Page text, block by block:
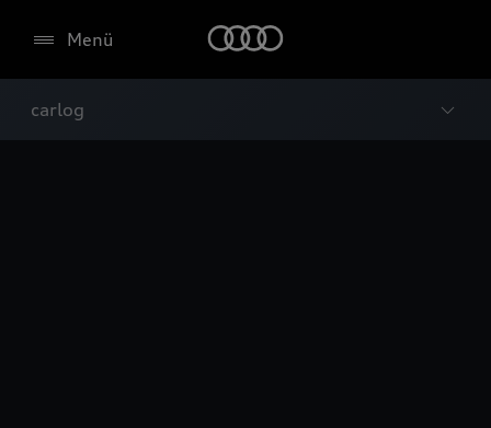
Menü
carlog